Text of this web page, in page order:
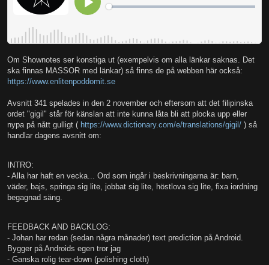
Om Shownotes ser konstiga ut (exempelvis om alla länkar saknas. Det
ska finnas MASSOR med länkar) så finns de på webben här också:
https://www.enlitenpoddomit.se
Avsnitt 341 spelades in den 2 november och eftersom att det filipinska
ordet "gigil" står för känslan att inte kunna låta bli att plocka upp eller
nypa på nått gulligt ( https://www.dictionary.com/e/translations/gigil/ ) så
handlar dagens avsnitt om:
INTRO:
- Alla har haft en vecka... Ord som ingår i beskrivningarna är: barn,
väder, bajs, springa sig lite, jobbat sig lite, höstlova sig lite, fixa iordning
begagnad säng.
FEEDBACK AND BACKLOG:
- Johan har redan (sedan några månader) text prediction på Android.
Bygger på Androids egen tror jag
- Ganska rolig tear-down (polishing cloth)